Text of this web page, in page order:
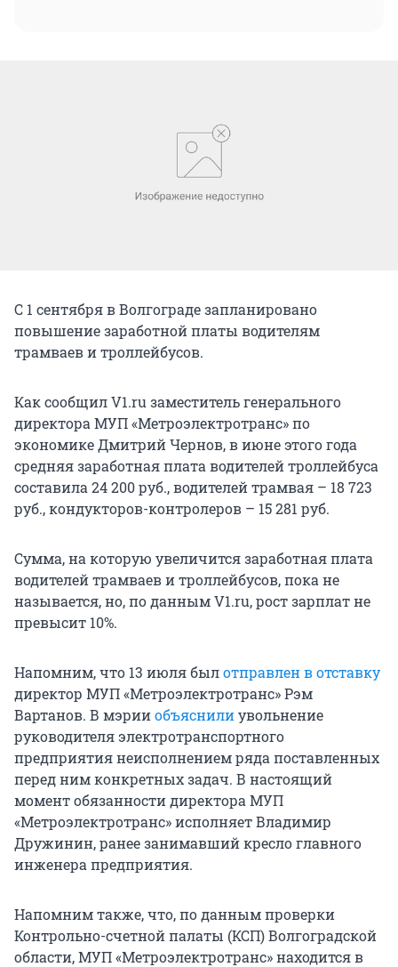
С 1 сентября в Волгограде запланировано
повышение заработной платы водителям
трамваев и троллейбусов.
Как сообщил V1.ru заместитель генерального
директора МУП «Метроэлектротранс» по
экономике Дмитрий Чернов, в июне этого года
средняя заработная плата водителей троллейбуса
составила 24 200 руб., водителей трамвая – 18 723
руб., кондукторов-контролеров – 15 281 руб.
Сумма, на которую увеличится заработная плата
водителей трамваев и троллейбусов, пока не
называется, но, по данным V1.ru, рост зарплат не
превысит 10%.
Напомним, что 13 июля былотправлен в отставку
директор МУП «Метроэлектротранс» Рэм
Вартанов. В мэрииобъяснилиувольнение
руководителя электротранспортного
предприятия неисполнением ряда поставленных
перед ним конкретных задач. В настоящий
момент обязанности директора МУП
«Метроэлектротранс» исполняет Владимир
Дружинин, ранее занимавший кресло главного
инженера предприятия.
Напомним также, что, по данным проверки
Контрольно-счетной палаты (КСП) Волгоградской
области, МУП «Метроэлектротранс» находится в